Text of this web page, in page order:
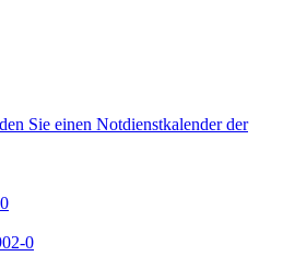
Sie einen Notdienstkalender der
0